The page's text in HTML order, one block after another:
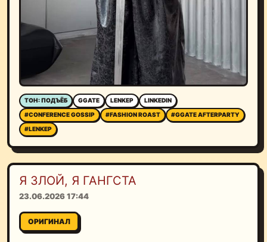
ТОН: ПОДЪЁБ GGATE LENKEP
LINKEDIN
#CONFERENCE GOSSIP
#FASHION ROAST
#GGATE AFTERPARTY
#LENKEP
Я ЗЛОЙ, Я ГАНГСТА
23.06.2026 17:44
ОРИГИНАЛ